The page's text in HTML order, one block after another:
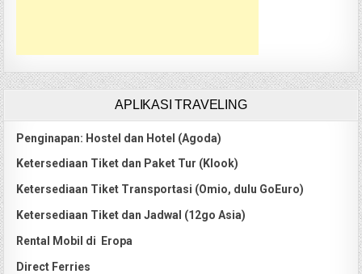
APLIKASI TRAVELING
Penginapan: Hostel dan Hotel (Agoda)
Ketersediaan Tiket dan Paket Tur (Klook)
Ketersediaan Tiket Transportasi (Omio, dulu GoEuro)
Ketersediaan Tiket dan Jadwal (12go Asia)
Rental Mobil di Eropa
Direct Ferries